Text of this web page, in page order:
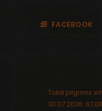
FACEBOOK
Total pilgrims
30.07.2026: